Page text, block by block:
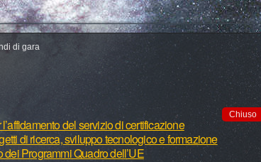
di gara
Chiuso
del servizio di certificazione
di ricerca, sviluppo tecnologico e formazione
dei Programmi Quadro dell’UE